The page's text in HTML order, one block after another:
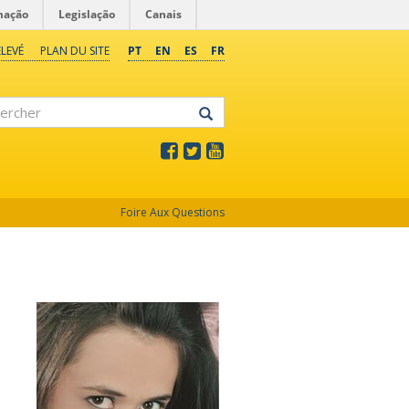
Legislação Canais
PT EN ES FR
PLAN DU SITE
Foire Aux Questions